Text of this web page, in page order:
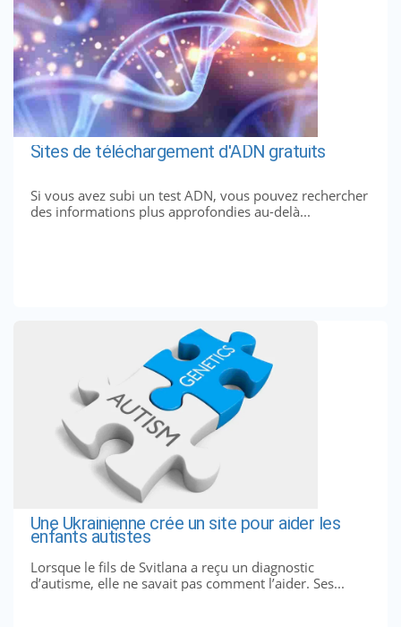
Sites de téléchargement d'ADN gratuits
Si vous avez subi un test ADN, vous pouvez rechercher
des informations plus approfondies au-delà...
Une Ukrainienne crée un site pour aider les
enfants autistes
Lorsque le fils de Svitlana a reçu un diagnostic
d’autisme, elle ne savait pas comment l’aider. Ses...